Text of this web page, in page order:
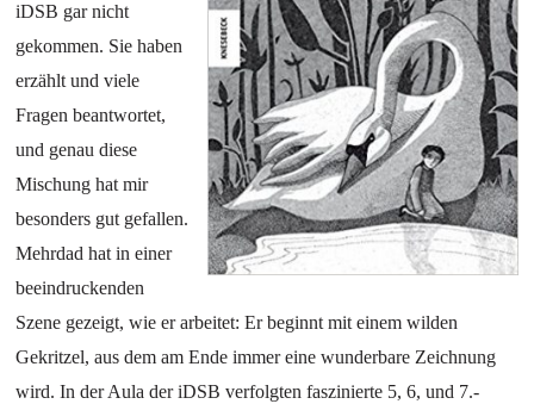
iDSB gar nicht
gekommen. Sie haben
erzählt und viele
Fragen beantwortet,
und genau diese
Mischung hat mir
besonders gut gefallen.
Mehrdad hat in einer
beeindruckenden
Szene gezeigt, wie er arbeitet: Er beginnt mit einem wilden
Gekritzel, aus dem am Ende immer eine wunderbare Zeichnung
wird. In der Aula der iDSB verfolgten faszinierte 5, 6, und 7.-